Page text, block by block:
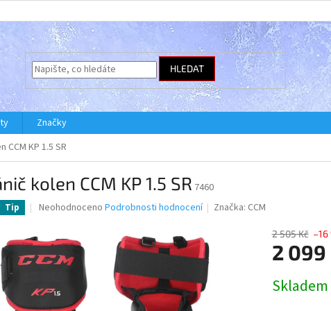
HLEDAT
Značky
CCM KP 1.5 SR
kolen CCM KP 1.5 SR 7460
Tip
Průměrné
je
0,0
5
hvězdiček.
Neohodnoceno Podrobnosti hodnocení Značka: CCM
2 505 Kč –16
2 099
cena:
Skladem